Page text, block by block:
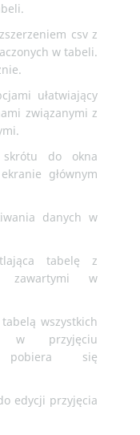
csv z
w tabeli.
ułatwiający
związanymi z
do okna
głównym
danych w
tabelę z
zawartymi w
wszystkich
w przyjęciu
pobiera się
edycji przyjęcia